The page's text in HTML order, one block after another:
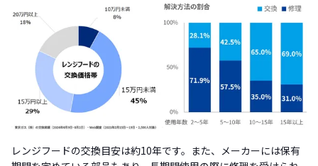
レンジフードの交換目安は約10年です。また、メーカーには保有